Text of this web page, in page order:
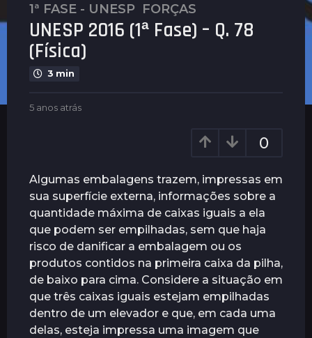
5
a
n
o
s
t
4
a
n
o
s
a
t
r
á
s
1ª FASE - UNESP ,FORÇAS
UNESP 2016 (1ª Fase) – Q. 78
(Física)
3 min
b
m
a
r
ã
e
s
5 anos atrás
r
á
s
0
Algumas embalagens trazem, impressas em
sua superfície externa, informações sobre a
quantidade máxima de caixas iguais a ela
que podem ser empilhadas, sem que haja
risco de danificar a embalagem ou os
produtos contidos na primeira caixa da pilha,
de baixo para cima. Considere a situação em
que três caixas iguais estejam empilhadas
dentro de um elevador e que, em cada uma
delas, esteja impressa uma imagem que